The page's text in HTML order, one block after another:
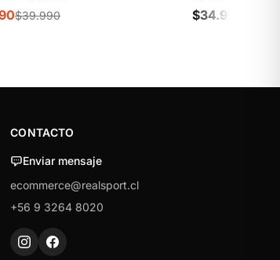
$39.990 $34.990
CONTACTO
Enviar mensaje
ecommerce@realsport.cl
+56 9 3264 8020